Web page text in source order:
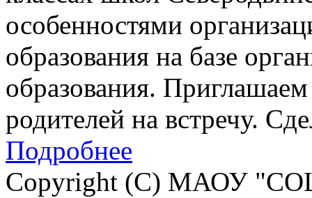
особенностями
образования на базе
образования.
родителей на встречу.
Подробнее
Copyright (C) МАОУ